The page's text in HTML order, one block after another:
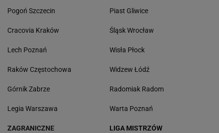
Pogoń Szczecin
Cracovia Kraków
Lech Poznań
Raków Częstochowa
Górnik Zabrze
Legia Warszawa
Piast Gliwice
Śląsk Wrocław
Wisła Płock
Widzew Łódź
Radomiak Radom
Warta Poznań
ZAGRANICZNE LIGA MISTRZÓW